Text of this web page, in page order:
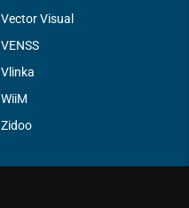
Vector Visual
VENSS
Vlinka
WiiM
Zidoo